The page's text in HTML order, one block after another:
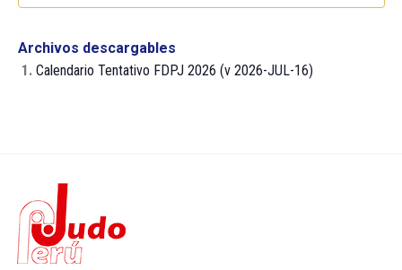
Archivos descargables
1. Calendario Tentativo FDPJ 2026 (v 2026-JUL-16)